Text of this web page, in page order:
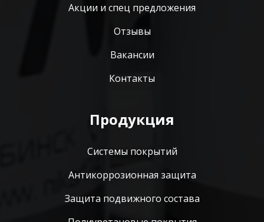
Акции и спец предложения
Отзывы
Вакансии
Контакты
Продукция
Системы покрытий
Антикоррозионная защита
Защита подвижного состава